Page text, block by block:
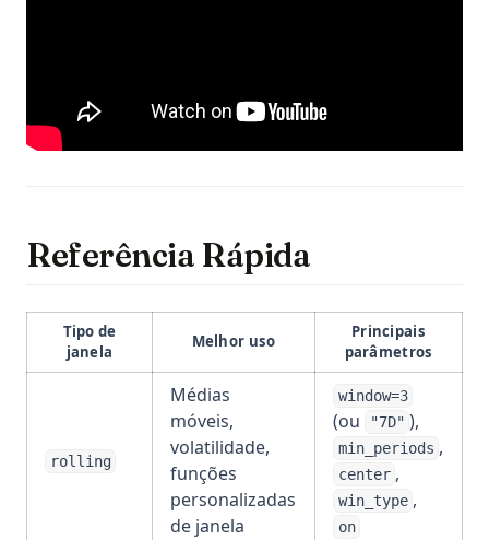
Referência Rápida
Tipo de
janela
Melhor uso
Principais
parâmetros
rolling
Médias
móveis,
volatilidade,
funções
personalizadas
de janela
window=3
(ou "7D" ),
min_periods ,
center ,
win_type ,
on